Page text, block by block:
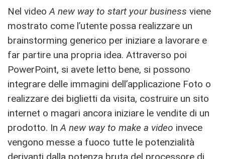
Nel video A new way to start your business viene
mostrato come l’utente possa realizzare un
brainstorming generico per iniziare a lavorare e
far partire una propria idea. Attraverso poi
PowerPoint, si avete letto bene, si possono
integrare delle immagini dell’applicazione Foto o
realizzare dei biglietti da visita, costruire un sito
internet o magari ancora iniziare le vendite di un
prodotto. In A new way to make a video invece
vengono messe a fuoco tutte le potenzialità
derivanti dalla potenza bruta del processore di